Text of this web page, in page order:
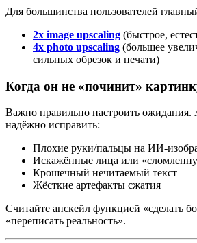
Для большинства пользователей
2x image upscaling (быстрое,
4x photo upscaling (большее
сильных обрезок и печати)
Когда он не «починит»
Важно правильно настроить ожидания.
надёжно исправить:
Плохие руки/пальцы на ИИ-
Искажённые лица или
Крошечный нечитаемый текст
Жёсткие артефакты сжатия
Считайте апскейл функцией «сделать
«переписать реальность».